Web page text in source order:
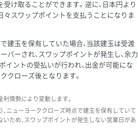
受け取ることができます。逆に、日本円より
々スワップポイントを支払うことになりま
建玉を保有していた場合、当該建玉は受渡
バーされ、スワップポイントが発生し、余力
イントの受払いが行われ、出金が可能にな
クローズ後となります。
情勢により変動します。
、ニューヨーククローズ時点で建玉を保有していて
ため、スワップポイントが発生しない営業日があ